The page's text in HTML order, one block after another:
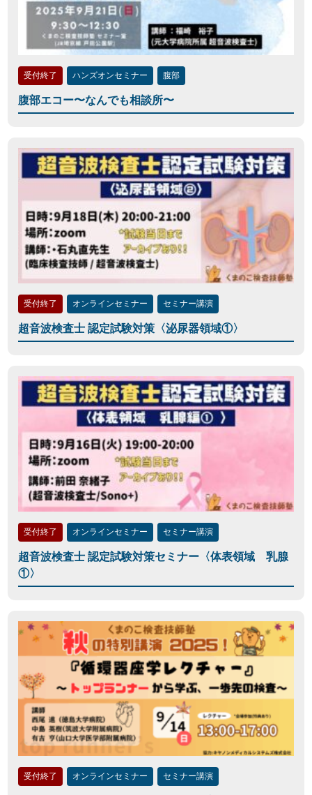
受付終了 ハンズオンセミナー 腹部
腹部エコー〜なんでも相談所〜
受付終了 オンラインセミナー セミナー講演
超音波検査士 認定試験対策〈泌尿器領域①〉
受付終了 オンラインセミナー セミナー講演
超音波検査士 認定試験対策セミナー〈体表領域 乳腺
①〉
受付終了 オンラインセミナー セミナー講演